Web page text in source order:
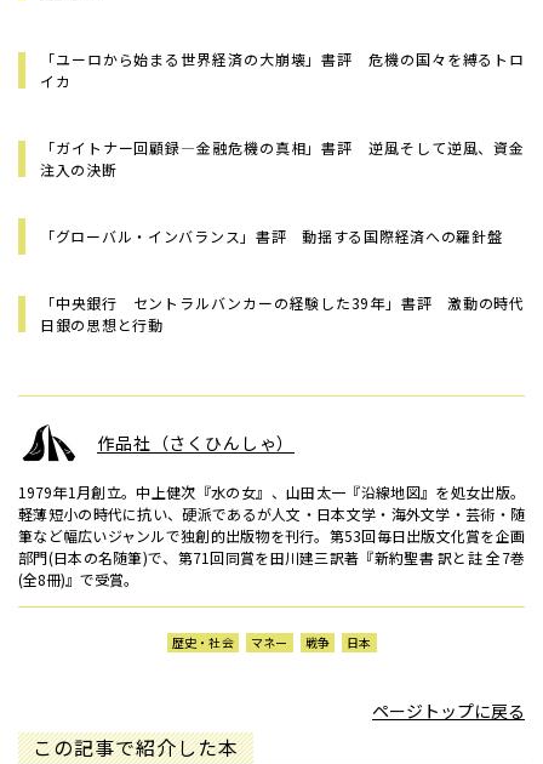
「ユーロから始まる世界経済の大崩壊」書評 危機の国々を縛るトロ
イカ
「ガイトナー回顧録—金融危機の真相」書評 逆風そして逆風、資金
注入の決断
「グローバル・インバランス」書評 動揺する国際経済への羅針盤
「中央銀行 セントラルバンカーの経験した39年」書評 激動の時代
日銀の思想と行動
作品社（さくひんしゃ）
1979年1月創立。中上健次『水の女』、山田太一『沿線地図』を処女出版。
軽薄短小の時代に抗い、硬派であるが人文・日本文学・海外文学・芸術・随
筆など幅広いジャンルで独創的出版物を刊行。第53回毎日出版文化賞を企画
部門(日本の名随筆)で、第71回同賞を田川建三訳著『新約聖書 訳と註 全7巻
(全8冊)』で受賞。
歴史・社会 マネー 戦争 日本
ページトップに戻る
この記事で紹介した本